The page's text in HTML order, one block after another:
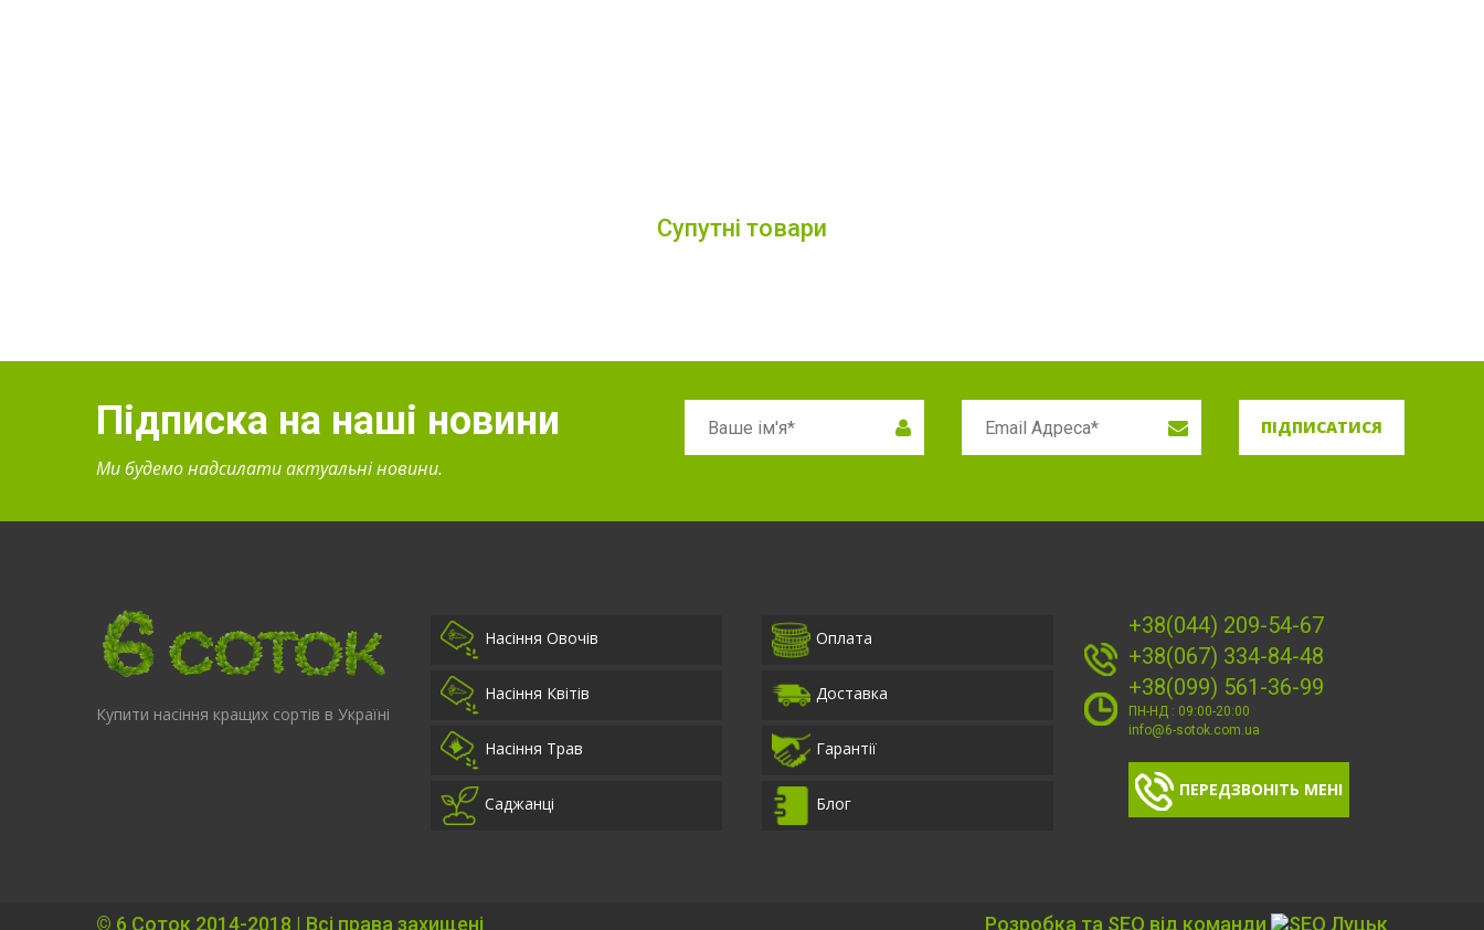
Супутні товари
Підписка на наші новини
Ми будемо надсилати актуальні новини.
ПІДПИСАТИСЯ
Купити насіння кращих сортів в Україні
Насіння Овочів
Насіння Квітів
Насіння Трав
Саджанці
Оплата
Доставка
Гарантії
Блог
+38(044) 209-54-67
+38(067) 334-84-48
+38(099) 561-36-99
ПН-НД : 09:00-20:00
info@6-sotok.com.ua
ПЕРЕДЗВОНІТЬ МЕНІ
© 6 Соток 2014-2018 | Всі права захищені Розробка та SEO від команди